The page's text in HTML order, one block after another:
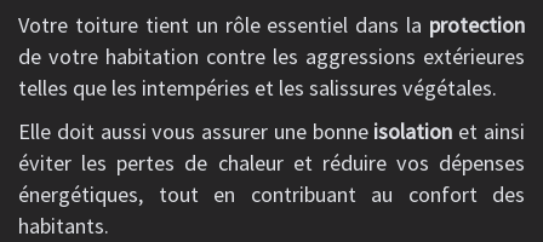
Votre toiture tient un rôle essentiel dans la protection
de votre habitation contre les aggressions extérieures
telles que les intempéries et les salissures végétales.
Elle doit aussi vous assurer une bonne isolation et ainsi
éviter les pertes de chaleur et réduire vos dépenses
énergétiques, tout en contribuant au confort des
habitants.